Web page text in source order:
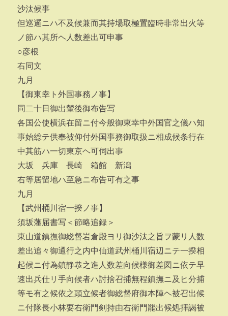
沙汰候事
但巡邏ニハ不及候兼而其持場取極置臨時非常出火等
ノ節ハ其所ヘ人数差出可申事
○彦根
右同文
九月
【御東幸ト外国事務ノ事】
同二十日御出輦後御布告写
各国公使横浜在留ニ付今般御東幸中外国官之儀ハ知
事始総テ供奉被仰付外国事務御取扱ニ相成候条行在
中其筋ハ一切東京ヘ可伺出事
大坂 兵庫 長崎 箱館 新潟
右等居留地ハ至急ニ布告可有之事
九月
【武州桶川宿一揆ノ事】
須坂藩届書写＜節略追録＞
東山道鎮撫御総督岩倉殿ヨリ御沙汰之旨ヲ蒙リ人数
差出追々御通行之内中仙道武州桶川宿辺ニテ一揆相
起候ニ付為鎮静恭之進人数差向候様御差図ニ依テ早
速出兵仕リ手向候者ハ討捨召捕無程鎮撫ニ及ヒ分捕
等モ有之候依之頭立候者御総督府御本陣ヘ被召出候
ニ付隊長小林要右衛門剣持由右衛門罷出候処拝謁被